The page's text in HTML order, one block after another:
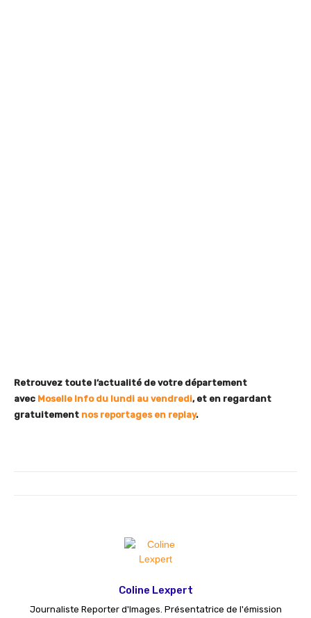
Retrouvez toute l’actualité de votre département
avec Moselle Info du lundi au vendredi, et en regardant
gratuitement nos reportages en replay.
Coline Lexpert
Journaliste Reporter d'Images. Présentatrice de l'émission